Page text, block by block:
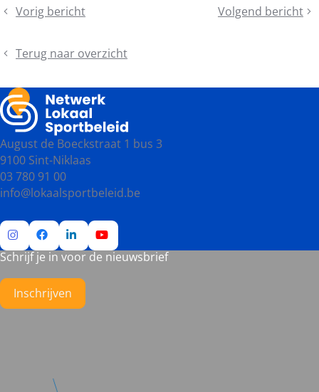
Deel
bericht
Vorig bericht
Telex
Volgend bericht
Podcast
Terug naar overzicht
August de Boeckstraat 1 bus 3
9100 Sint-Niklaas
03 780 91 00
info@lokaalsportbeleid.be
Ga
Instagram
Ga
Facebook
Ga
LinkedIn
Ga
Schrijf je in voor de nieuwsbrief
Inschrijven